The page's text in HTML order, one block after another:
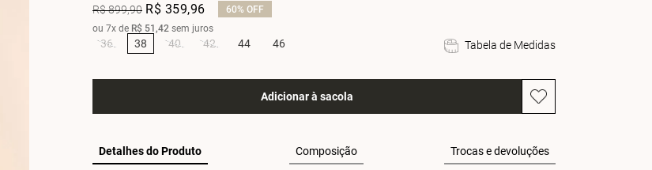
R$899,90 R$ 359,96 60% OFF
ou 7x de R$ 51 ,42 sem juros
36 38 40 42 44 46 Tabela de Medidas
Adicionar à sacola
Detalhes do Produto Composição Trocas e devoluções